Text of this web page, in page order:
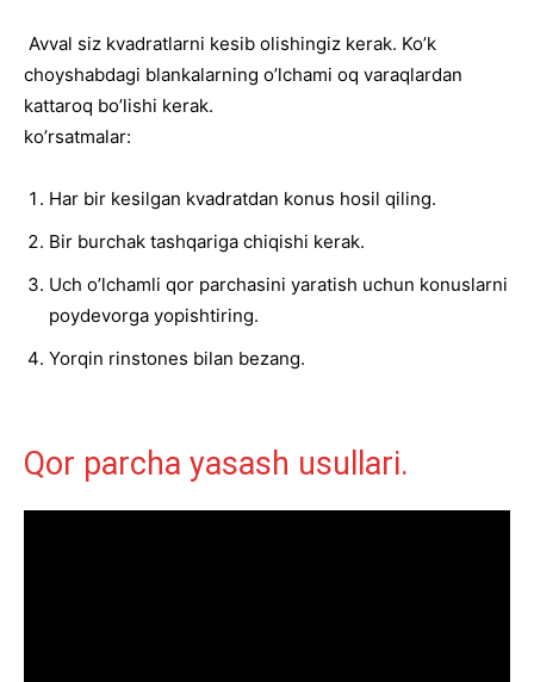
Avval siz kvadratlarni kesib olishingiz kerak. Ko’k
choyshabdagi blankalarning o’lchami oq varaqlardan
kattaroq bo’lishi kerak.
ko’rsatmalar:
Har bir kesilgan kvadratdan konus hosil qiling.
Bir burchak tashqariga chiqishi kerak.
Uch o’lchamli qor parchasini yaratish uchun konuslarni
poydevorga yopishtiring.
Yorqin rinstones bilan bezang.
Qor parcha yasash usullari.